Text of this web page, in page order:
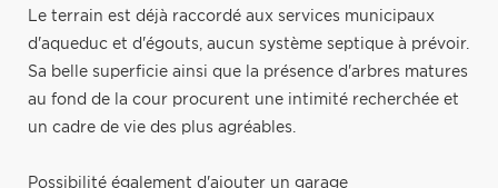
Le terrain est déjà raccordé aux services municipaux
d'aqueduc et d'égouts, aucun système septique à prévoir.
Sa belle superficie ainsi que la présence d'arbres matures
au fond de la cour procurent une intimité recherchée et
un cadre de vie des plus agréables.
Possibilité également d'ajouter un garage